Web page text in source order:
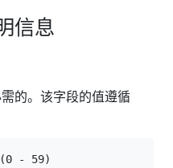
信息
的。该字段的值遵循
(0 - 59)